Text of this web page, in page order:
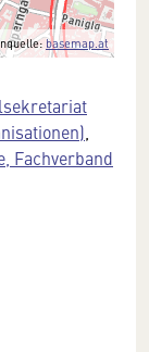
basemap.at
Fachverband